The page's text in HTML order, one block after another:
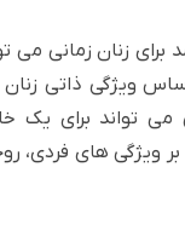
برای زنان زمانی می
ویژگی ذاتی
تواند برای یک
بر ویژگی های